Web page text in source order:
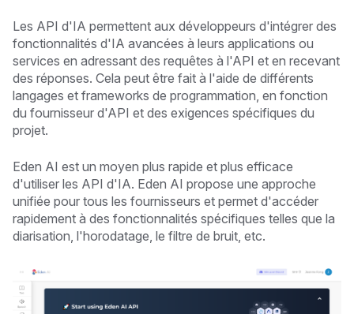
Les API d'IA permettent aux développeurs d'intégrer des
fonctionnalités d'IA avancées à leurs applications ou
services en adressant des requêtes à l'API et en recevant
des réponses. Cela peut être fait à l'aide de différents
langages et frameworks de programmation, en fonction
du fournisseur d'API et des exigences spécifiques du
projet.
Eden AI est un moyen plus rapide et plus efficace
d'utiliser les API d'IA. Eden AI propose une approche
unifiée pour tous les fournisseurs et permet d'accéder
rapidement à des fonctionnalités spécifiques telles que la
diarisation, l'horodatage, le filtre de bruit, etc.